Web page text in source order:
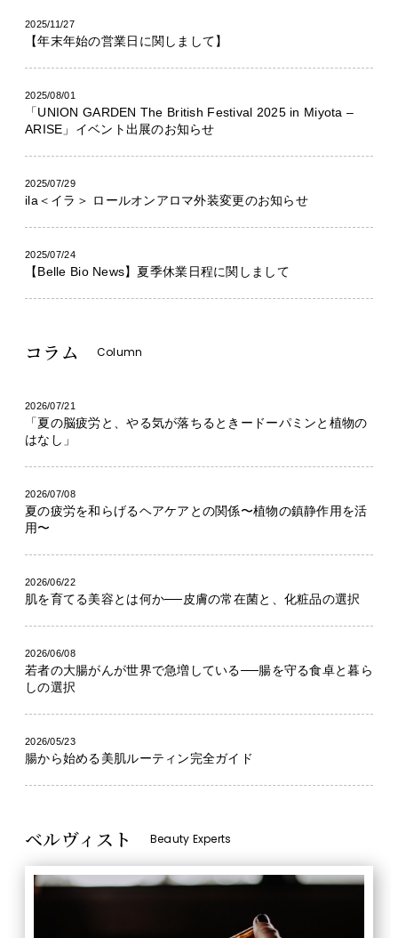
2025/11/27
【年末年始の営業日に関しまして】
2025/08/01
「UNION GARDEN The British Festival 2025 in Miyota –
ARISE」イベント出展のお知らせ
2025/07/29
ila＜イラ＞ ロールオンアロマ外装変更のお知らせ
2025/07/24
【Belle Bio News】夏季休業日程に関しまして
コラム Column
2026/07/21
「夏の脳疲労と、やる気が落ちるときードーパミンと植物の
はなし」
2026/07/08
夏の疲労を和らげるヘアケアとの関係〜植物の鎮静作用を活
用〜
2026/06/22
肌を育てる美容とは何か──皮膚の常在菌と、化粧品の選択
2026/06/08
若者の大腸がんが世界で急増している──腸を守る食卓と暮ら
しの選択
2026/05/23
腸から始める美肌ルーティン完全ガイド
ベルヴィスト Beauty Experts